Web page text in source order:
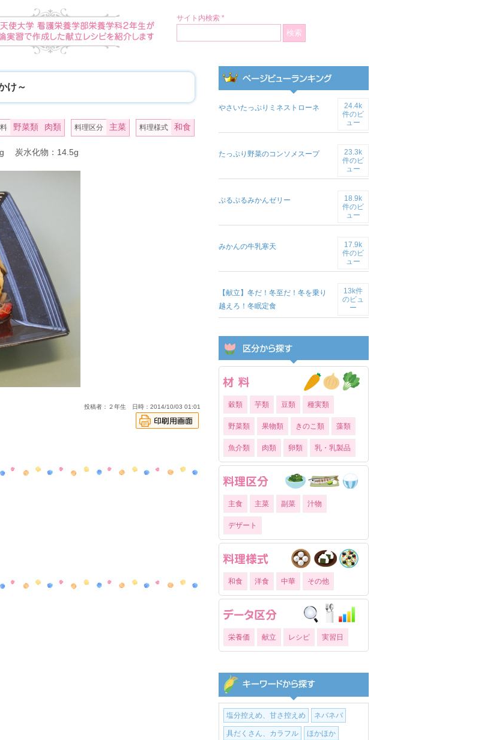
サイト内検索 *
け～
野菜類 肉類 料理区分 主菜 料理様式 和食
炭水化物：14.5g
投稿者：２年生 日時：2014/10/03 01:01
やさいたっぷりミネストローネ
24.4k
件のビ
ュー
たっぷり野菜のコンソメスープ
23.3k
件のビ
ュー
ぷるぷるみかんゼリー
18.9k
件のビ
ュー
みかんの牛乳寒天
17.9k
件のビ
ュー
【献立】冬だ！冬至だ！冬を乗り
越えろ！冬眠定食
13k件
のビュ
ー
穀類 芋類 豆類 種実類
野菜類 果物類 きのこ類 藻類
魚介類 肉類 卵類 乳・乳製品
主食 主菜 副菜 汁物
デザート
和食 洋食 中華 その他
栄養価 献立 レシピ 実習日
塩分控えめ、甘さ控えめ ネバネバ
具だくさん、カラフル ほかほか